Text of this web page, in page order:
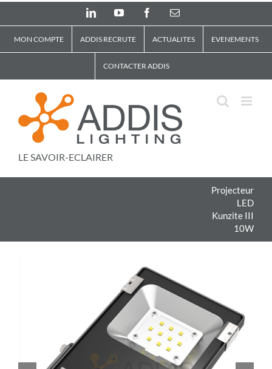
LinkedInYouTube FacebookEmail
MON COMPTE ADDIS RECRUTE ACTUALITES EVENEMENTS
CONTACTER ADDIS
LE SAVOIR-ECLAIRER
Projecteur
LED
Kunzite III
10W